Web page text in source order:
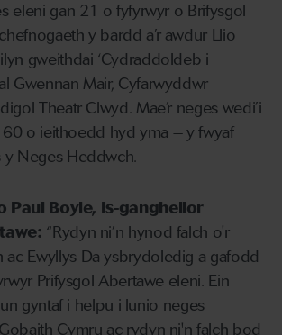
eleni gan 21 o fyfyrwyr o Brifysgol
y bardd a’r awdur Llio
gweithdai ‘Cydraddoldeb i
Gwennan Mair, Cyfarwyddwr
Theatr Clwyd. Mae’r neges wedi’i
o ieithoedd hyd yma – y fwyaf
y Neges Heddwch.
Paul Boyle, Is-ganghellor
“Rydyn ni’n hynod falch o'r
ac Ewyllys Da ysbrydoledig a gafodd
Prifysgol Abertawe eleni. Ein
gyntaf i helpu i lunio neges
Cymru ac rydyn ni'n falch bod